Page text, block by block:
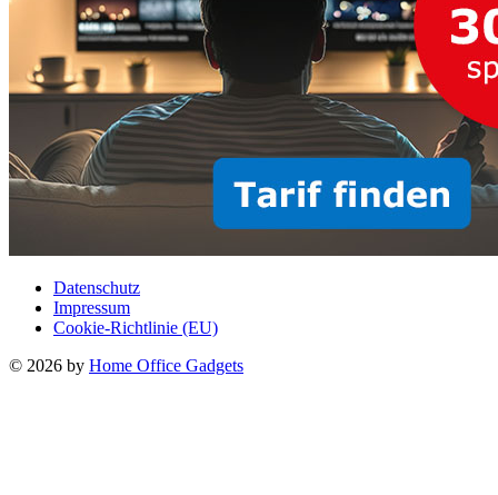
Datenschutz
Impressum
Cookie-Richtlinie (EU)
© 2026 by Home Office Gadgets